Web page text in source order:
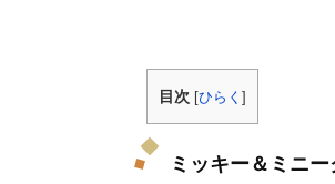
目次 [ひらく ]
ミッキー＆ミニ